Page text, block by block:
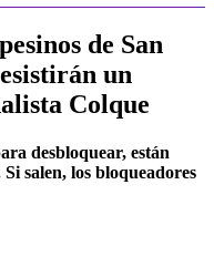
de San
un
Colque
desbloquear, están
salen, los bloqueadores